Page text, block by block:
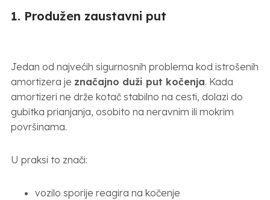
1. Produžen zaustavni put
Jedan od najvećih sigurnosnih problema kod istrošenih
amortizera je značajno duži put kočenja. Kada
amortizeri ne drže kotač stabilno na cesti, dolazi do
gubitka prianjanja, osobito na neravnim ili mokrim
površinama.
U praksi to znači:
vozilo sporije reagira na kočenje